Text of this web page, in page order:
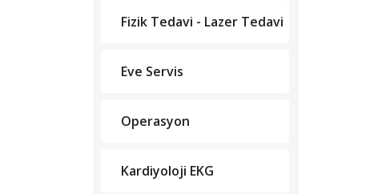
Fizik Tedavi - Lazer Tedavi
Eve Servis
Operasyon
Kardiyoloji EKG